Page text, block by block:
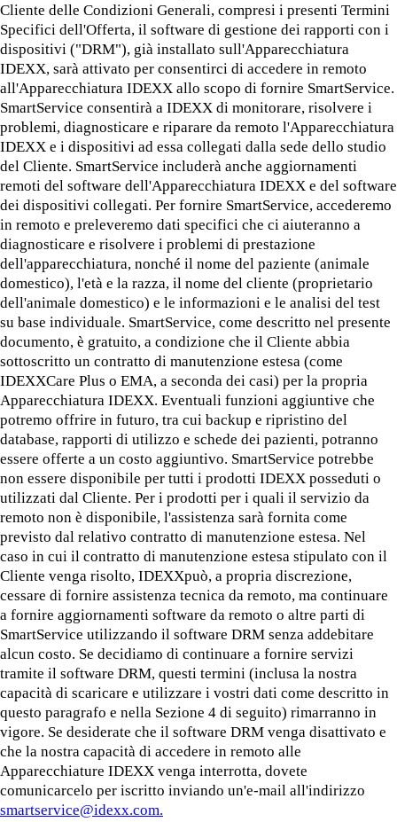
Cliente delle Condizioni Generali, compresi i presenti Termini
Specifici dell'Offerta, il software di gestione dei rapporti con i
dispositivi ("DRM"), già installato sull'Apparecchiatura
IDEXX, sarà attivato per consentirci di accedere in remoto
all'Apparecchiatura IDEXX allo scopo di fornire SmartService.
SmartService consentirà a IDEXX di monitorare, risolvere i
problemi, diagnosticare e riparare da remoto l'Apparecchiatura
IDEXX e i dispositivi ad essa collegati dalla sede dello studio
del Cliente. SmartService includerà anche aggiornamenti
remoti del software dell'Apparecchiatura IDEXX e del software
dei dispositivi collegati. Per fornire SmartService, accederemo
in remoto e preleveremo dati specifici che ci aiuteranno a
diagnosticare e risolvere i problemi di prestazione
dell'apparecchiatura, nonché il nome del paziente (animale
domestico), l'età e la razza, il nome del cliente (proprietario
dell'animale domestico) e le informazioni e le analisi del test
su base individuale. SmartService, come descritto nel presente
documento, è gratuito, a condizione che il Cliente abbia
sottoscritto un contratto di manutenzione estesa (come
IDEXXCare Plus o EMA, a seconda dei casi) per la propria
Apparecchiatura IDEXX. Eventuali funzioni aggiuntive che
potremo offrire in futuro, tra cui backup e ripristino del
database, rapporti di utilizzo e schede dei pazienti, potranno
essere offerte a un costo aggiuntivo. SmartService potrebbe
non essere disponibile per tutti i prodotti IDEXX posseduti o
utilizzati dal Cliente. Per i prodotti per i quali il servizio da
remoto non è disponibile, l'assistenza sarà fornita come
previsto dal relativo contratto di manutenzione estesa. Nel
caso in cui il contratto di manutenzione estesa stipulato con il
Cliente venga risolto, IDEXXpuò, a propria discrezione,
cessare di fornire assistenza tecnica da remoto, ma continuare
a fornire aggiornamenti software da remoto o altre parti di
SmartService utilizzando il software DRM senza addebitare
alcun costo. Se decidiamo di continuare a fornire servizi
tramite il software DRM, questi termini (inclusa la nostra
capacità di scaricare e utilizzare i vostri dati come descritto in
questo paragrafo e nella Sezione 4 di seguito) rimarranno in
vigore. Se desiderate che il software DRM venga disattivato e
che la nostra capacità di accedere in remoto alle
Apparecchiature IDEXX venga interrotta, dovete
comunicarcelo per iscritto inviando un'e-mail all'indirizzo
smartservice@idexx.com.